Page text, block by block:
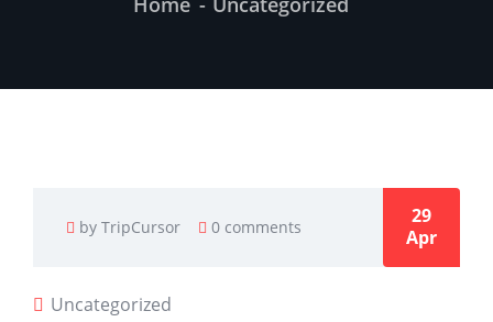
by TripCursor 0 comments
29
Apr
Uncategorized